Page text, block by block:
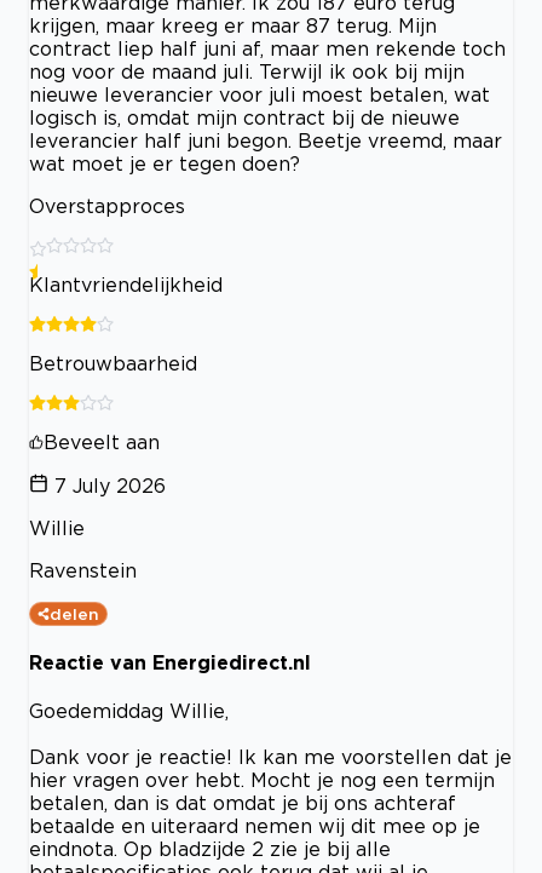
krijgen, maar kreeg er maar 87 terug. Mijn
contract liep half juni af, maar men rekende toch
nog voor de maand juli. Terwijl ik ook bij mijn
nieuwe leverancier voor juli moest betalen, wat
logisch is, omdat mijn contract bij de nieuwe
leverancier half juni begon. Beetje vreemd, maar
wat moet je er tegen doen?
Overstapproces
Klantvriendelijkheid
Betrouwbaarheid
Beveelt aan
7 July 2026
Willie
Ravenstein
delen
Reactie van Energiedirect.nl
Goedemiddag Willie,
Dank voor je reactie! Ik kan me voorstellen dat je
hier vragen over hebt. Mocht je nog een termijn
betalen, dan is dat omdat je bij ons achteraf
betaalde en uiteraard nemen wij dit mee op je
eindnota. Op bladzijde 2 zie je bij alle